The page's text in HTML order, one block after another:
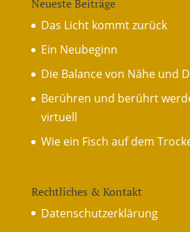
Neueste Beiträge
Das Licht kommt zurück
Ein Neubeginn
Die Balance von Nähe und
Berühren und berührt
virtuell
Wie ein Fisch auf dem
Rechtliches & Kontakt
Datenschutzerklärung